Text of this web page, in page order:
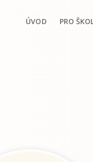
ÚVOD PRO